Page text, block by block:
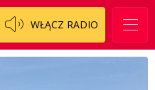
WŁĄCZ RADIO